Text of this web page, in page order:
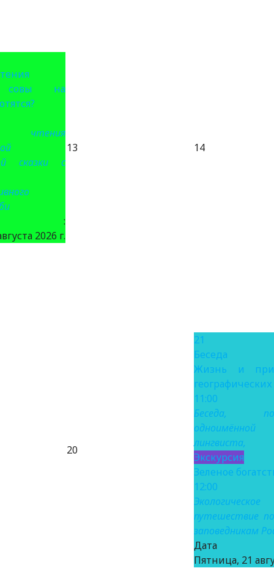
совы на
чтения
сказки с
:
2026 г.
13 14
20
21
Беседа
Жизнь и
11:00
Беседа,
лингвиста,
Экскурсия
Зеленое
12:00
Экологическое
путешествие
заповедникам
Пятница, 21